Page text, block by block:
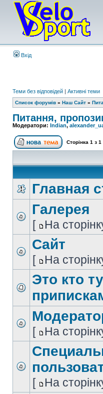
Вхід
Теми без відповідей | Активні теми
Список форумів » Наш Сайт »
Питання,
Модератори: Indian,
Сторінка 1 з 1
Главная
Галерея
[ На
Сайт
[ На
Это кто
[ На
[ На